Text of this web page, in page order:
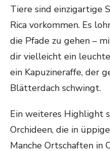
Tiere sind einzigartige
Rica vorkommen. Es
die Pfade zu gehen –
dir vielleicht ein
ein Kapuzineraffe, der
Blätterdach schwingt.
Ein weiteres Highlight
Orchideen, die in
Manche Ortschaften in